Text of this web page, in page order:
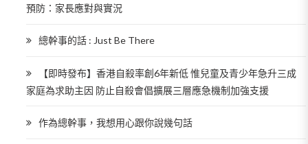
預防：家長應對與實況
總幹事的話 : Just Be There
【即時發布】香港自殺率創6年新低 惟兒童及青少年急升三成
家庭為求助主因 防止自殺會倡擴展三層應急機制加強支援
作為總幹事，我想用心跟你說幾句話